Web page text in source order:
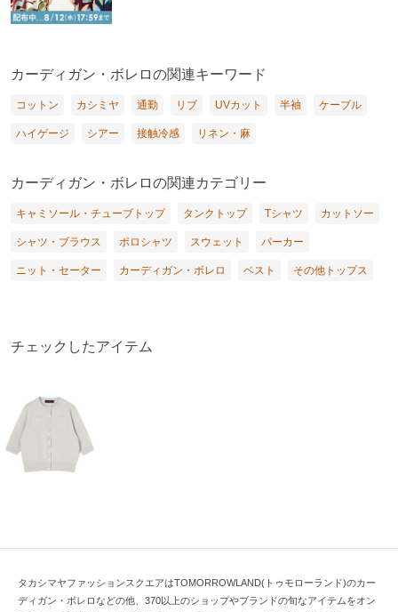
カーディガン・ボレロの関連キーワード
コットン カシミヤ 通勤 リブ UVカット 半袖 ケーブル
ハイゲージ シアー 接触冷感 リネン・麻
カーディガン・ボレロの関連カテゴリー
キャミソール・チューブトップ タンクトップ Tシャツ カットソー
シャツ・ブラウス ポロシャツ スウェット パーカー
ニット・セーター カーディガン・ボレロ ベスト その他トップス
チェックしたアイテム
タカシマヤファッションスクエアはTOMORROWLAND(トゥモローランド)のカー
ディガン・ボレロなどの他、370以上のショップやブランドの旬なアイテムをオン